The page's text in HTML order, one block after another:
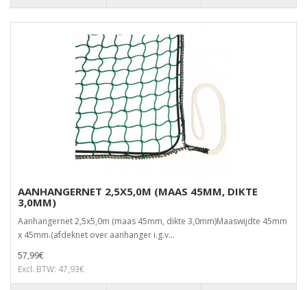
AANHANGERNET 2,5X5,0M (MAAS 45MM, DIKTE
3,0MM)
Aanhangernet 2,5x5,0m (maas 45mm, dikte 3,0mm)Maaswijdte 45mm
x 45mm.(afdeknet over aanhanger i.g.v...
57,99€
Excl. BTW: 47,93€